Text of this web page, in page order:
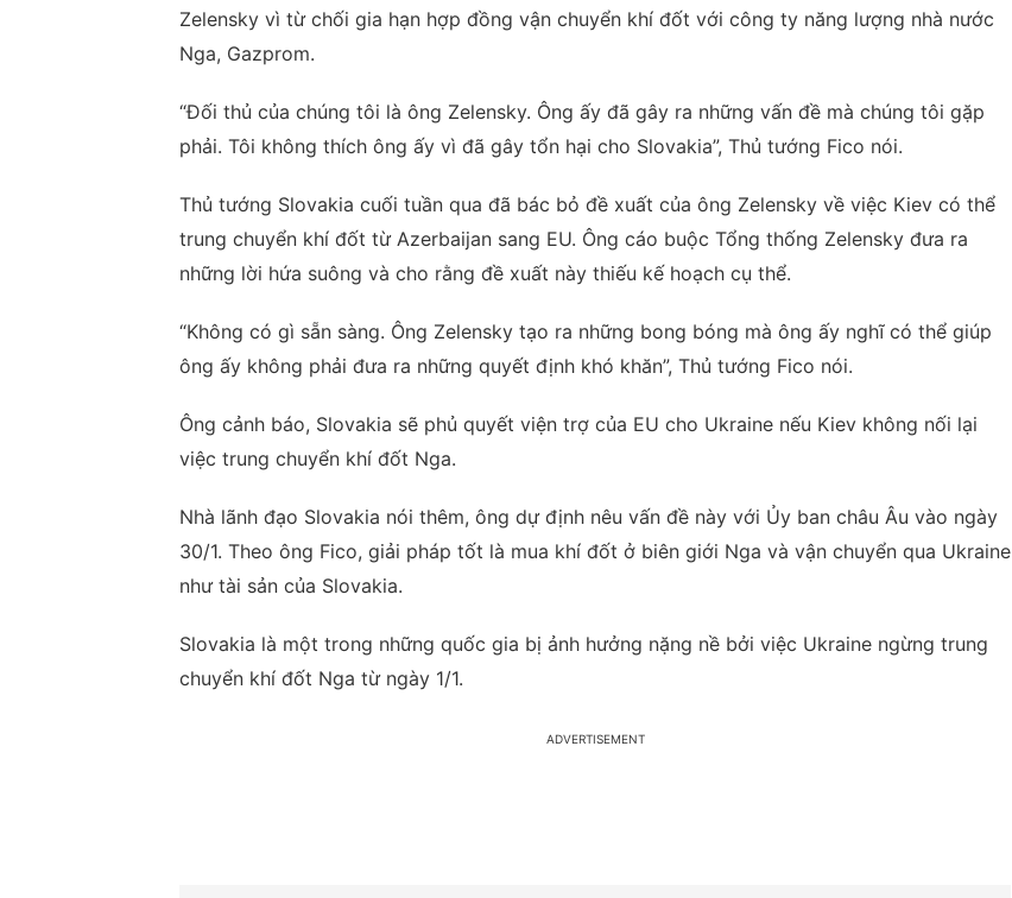
Zelensky vì từ chối gia hạn hợp đồng vận chuyển khí đốt với công ty năng lượng nhà nước
Nga, Gazprom.
“Đối thủ của chúng tôi là ông Zelensky. Ông ấy đã gây ra những vấn đề mà chúng tôi gặp
phải. Tôi không thích ông ấy vì đã gây tổn hại cho Slovakia”, Thủ tướng Fico nói.
Thủ tướng Slovakia cuối tuần qua đã bác bỏ đề xuất của ông Zelensky về việc Kiev có thể
trung chuyển khí đốt từ Azerbaijan sang EU. Ông cáo buộc Tổng thống Zelensky đưa ra
những lời hứa suông và cho rằng đề xuất này thiếu kế hoạch cụ thể.
“Không có gì sẵn sàng. Ông Zelensky tạo ra những bong bóng mà ông ấy nghĩ có thể giúp
ông ấy không phải đưa ra những quyết định khó khăn”, Thủ tướng Fico nói.
Ông cảnh báo, Slovakia sẽ phủ quyết viện trợ của EU cho Ukraine nếu Kiev không nối lại
việc trung chuyển khí đốt Nga.
Nhà lãnh đạo Slovakia nói thêm, ông dự định nêu vấn đề này với Ủy ban châu Âu vào ngày
30/1. Theo ông Fico, giải pháp tốt là mua khí đốt ở biên giới Nga và vận chuyển qua Ukraine
như tài sản của Slovakia.
Slovakia là một trong những quốc gia bị ảnh hưởng nặng nề bởi việc Ukraine ngừng trung
chuyển khí đốt Nga từ ngày 1/1.